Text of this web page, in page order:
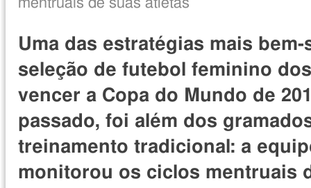
imagem
Uma das estratégias mais
seleção de futebol feminino
vencer a Copa do Mundo de
passado, foi além dos
treinamento tradicional: a
monitorou os ciclos mentruais